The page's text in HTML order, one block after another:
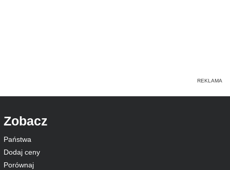
Zobacz
Państwa
Dodaj ceny
Porównaj